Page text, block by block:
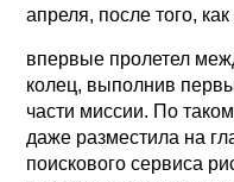
апреля, после того, как
впервые пролетел
колец, выполнив
части миссии. По
даже разместила на
поискового сервиса